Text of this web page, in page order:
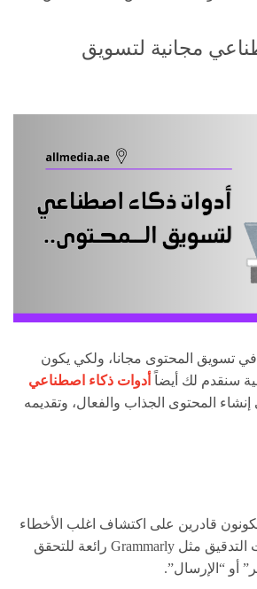
مجانية لتسويق
تسويق المحتوى مجانا، ولكي يكون
سنقدم لك أيضاً أدوات ذكاء اصطناعي
المحتوى الجذاب والفعال، وتقديمه
قادرين على اكتشاف اغلب الأخطاء
النحوية، ولكن إن أدوات التدقيق مثل Grammarly رائعة للتحقق
أو “الإرسال”.